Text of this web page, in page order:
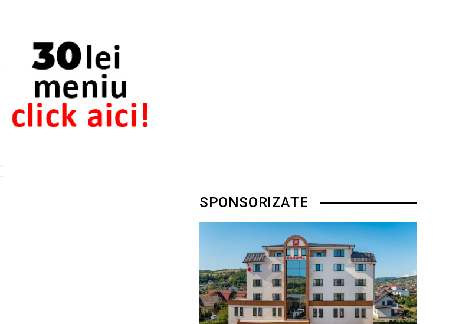
SPONSORIZATE